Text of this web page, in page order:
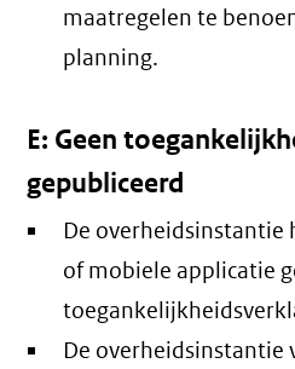
maatregelen te
planning.
E: Geen
gepubliceerd
De overheidsinstantie
of mobiele applicatie
De overheidsinstantie